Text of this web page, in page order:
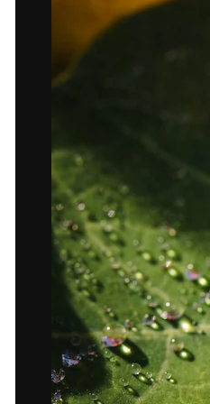
La piattaforma
Copyright ©